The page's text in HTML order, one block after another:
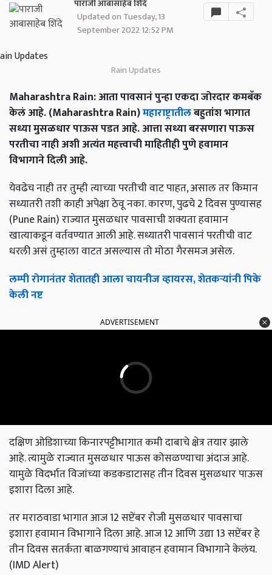
पाराजी आबासाहेब शिंदे
Updated on Tuesday, 13
September 2022 12:52 PM
Rain Updates
Maharashtra Rain: आता पावसानं पुन्हा एकदा जोरदार कमबॅक
केलं आहे. (Maharashtra Rain)महाराष्ट्रातीलबहुतांश भागात
सध्या मुसळधार पाऊस पडत आहे. आत्ता सध्या बरसणारा पाऊस
परतीचा नाही अशी अत्यंत महत्त्वाची माहितीही पुणे हवामान
विभागाने दिली आहे.
येवढेच नाही तर तुम्ही त्याच्या परतीची वाट पाहत, असाल तर किमान
सध्यातरी तशी काही अपेक्षा ठेवू नका. कारण, पुढचे 2 दिवस पुण्यासह
(Pune Rain) राज्यात मुसळधार पावसाची शक्यता हवामान
खात्याकडून वर्तवण्यात आली आहे. सध्यातरी पावसानं परतीची वाट
धरली असं तुम्हाला वाटत असल्यास तो मोठा गैरसमज असेल.
लम्पी रोगानंतर शेतातही आला चायनीज व्हायरस, शेतकऱ्यांनी पिके
केली नष्ट
ADVERTISEMENT
दक्षिण ओडिशाच्या किनारपट्टीभागात कमी दाबाचे क्षेत्र तयार झाले
आहे. त्यामुळे राज्यात मुसळधार पाऊस कोसळण्याचा अंदाज आहे.
यामुळे विदर्भात विजांच्या कडकडाटासह तीन दिवस मुसळधार पाऊस
इशारा दिला आहे.
तर मराठवाडा भागात आज 12 सप्टेंबर रोजी मुसळधार पावसाचा
इशारा हवामान विभागाने दिला आहे. आज 12 आणि उद्या 13 सप्टेंबर हे
तीन दिवस सतर्कता बाळगण्याचं आवाहन हवामान विभागाने केलंय.
(IMD Alert)